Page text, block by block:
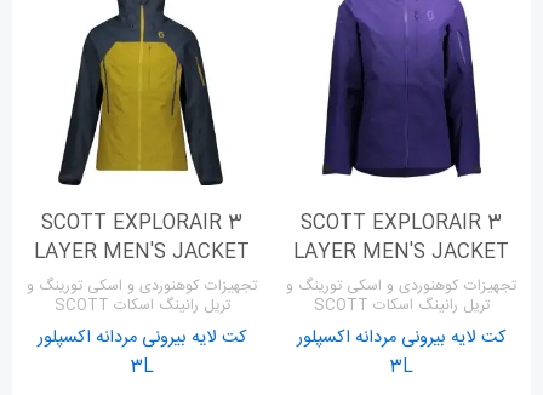
SCOTT EXPLORAIR 3
LAYER MEN'S JACKET
تجهیزات کوهنوردی و اسکی تورینگ و
تریل رانینگ اسکات SCOTT
کت لایه بیرونی مردانه اکسپلور
3L
SCOTT EXPLORAIR 3
LAYER MEN'S JACKET
تجهیزات کوهنوردی و اسکی تورینگ و
تریل رانینگ اسکات SCOTT
کت لایه بیرونی مردانه اکسپلور
3L